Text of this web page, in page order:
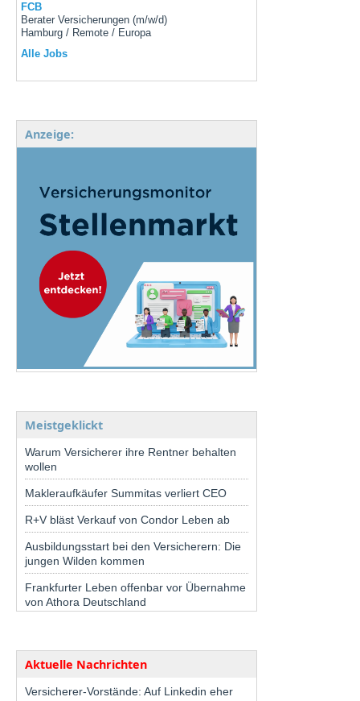
FCB
Berater Versicherungen (m/w/d)
Hamburg / Remote / Europa
Alle Jobs
Anzeige:
Meistgeklickt
Warum Versicherer ihre Rentner behalten
wollen
Makleraufkäufer Summitas verliert CEO
R+V bläst Verkauf von Condor Leben ab
Ausbildungsstart bei den Versicherern: Die
jungen Wilden kommen
Frankfurter Leben offenbar vor Übernahme
von Athora Deutschland
Aktuelle Nachrichten
Versicherer-Vorstände: Auf Linkedin eher